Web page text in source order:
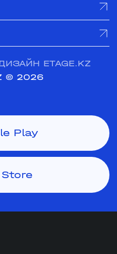
ETAGE.KZ
© 2026
Play